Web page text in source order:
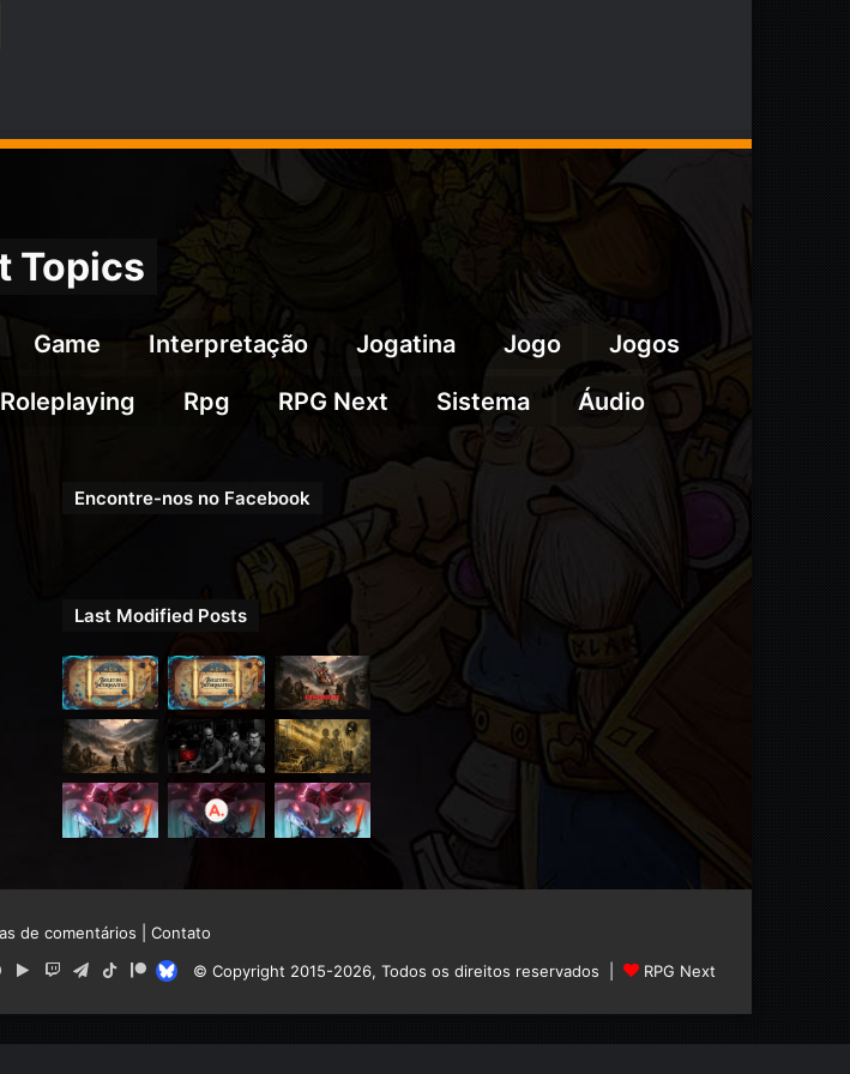
Topics
Game Interpretação Jogatina Jogo
Jogos
Roleplaying Rpg RPG Next Sistema Áudio
Encontre-nos no Facebook
Last Modified Posts
de comentários
Contato
© Copyright 2015-2026, Todos os direitos reservados |
RPG Next
SpotifyGoogleTwitchTelegram
TikTokPatreonBluesky